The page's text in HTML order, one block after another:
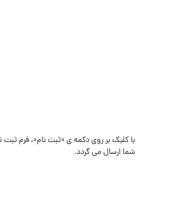
با کلیک بر روی دکمه ی «ثبت نام»، فرم
شما ارسال می گردد.